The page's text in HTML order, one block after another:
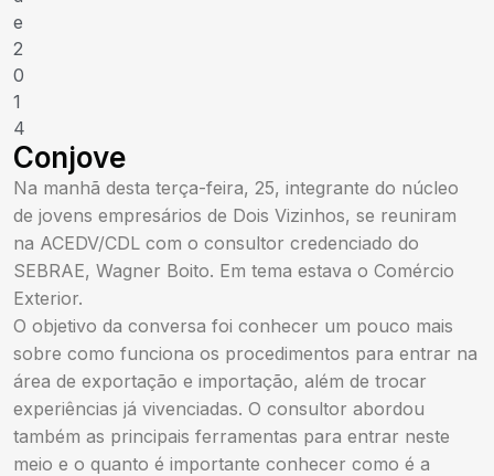
e
2
0
1
4
Conjove
Na manhã desta terça-feira, 25, integrante do núcleo
de jovens empresários de Dois Vizinhos, se reuniram
na ACEDV/CDL com o consultor credenciado do
SEBRAE, Wagner Boito. Em tema estava o Comércio
Exterior.
O objetivo da conversa foi conhecer um pouco mais
sobre como funciona os procedimentos para entrar na
área de exportação e importação, além de trocar
experiências já vivenciadas. O consultor abordou
também as principais ferramentas para entrar neste
meio e o quanto é importante conhecer como é a